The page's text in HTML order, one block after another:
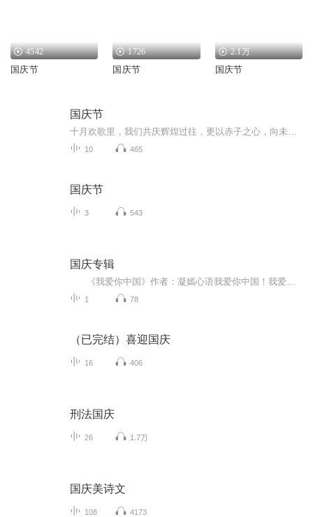
4542
国庆节
1726
国庆节
2.1万
国庆节
国庆节
10 465
国庆节
3 543
国庆专辑
1 78
（已完结）喜迎国庆
16 406
刑法国庆
26 1.7万
国庆美诗文
108 4173